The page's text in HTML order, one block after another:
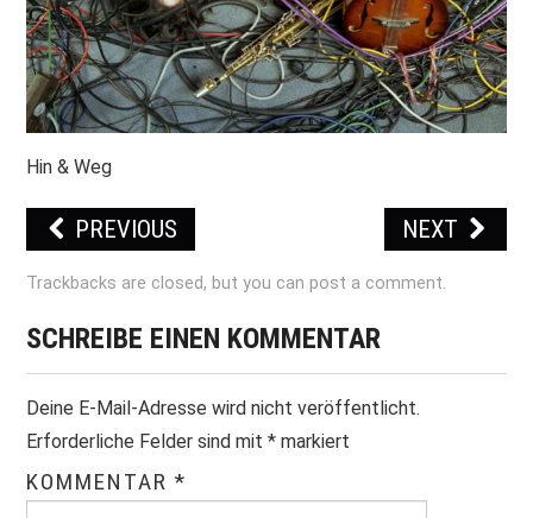
PRINT & CDS
IMPRESSUM
Hin & Weg
PREVIOUS NEXT
Trackbacks are closed, but you canpost a comment.
SCHREIBE EINEN KOMMENTAR
Deine E-Mail-Adresse wird nicht veröffentlicht.
Erforderliche Felder sind mit* markiert
KOMMENTAR*